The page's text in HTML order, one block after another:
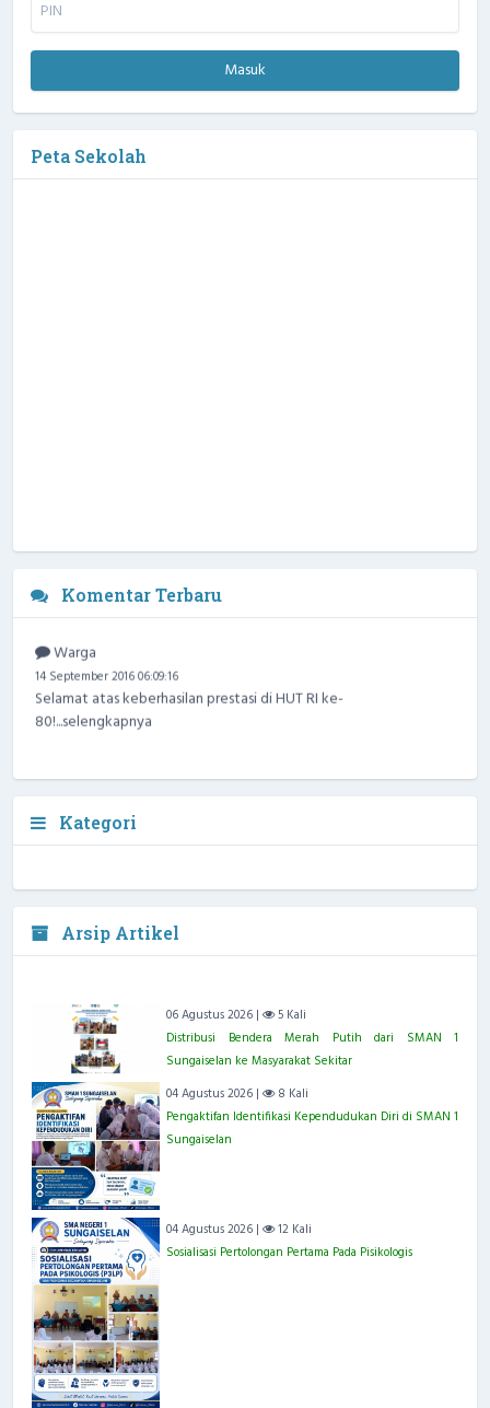
Masuk
Peta Sekolah
Komentar Terbaru
Warga
14 September 2016 06:09:16
Selamat atas keberhasilan prestasi di HUT RI ke-
80!... selengkapnya
Kategori
Arsip Artikel
06 Agustus 2026 |
5 Kali
Distribusi Bendera Merah Putih dari SMAN 1
Sungaiselan ke Masyarakat Sekitar
04 Agustus 2026 |
8 Kali
Pengaktifan Identifikasi Kependudukan Diri di SMAN 1
Sungaiselan
04 Agustus 2026 |
12 Kali
Sosialisasi Pertolongan Pertama Pada Pisikologis